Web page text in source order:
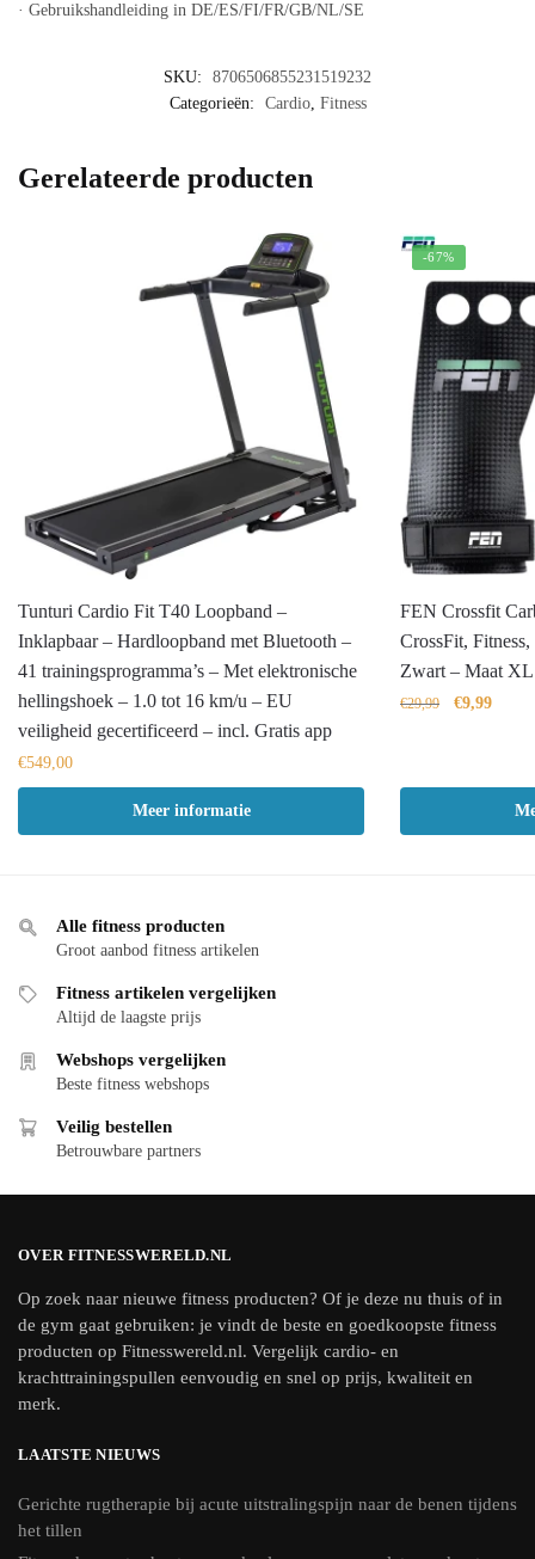
· Gebruikshandleiding in DE/ES/FI/FR/GB/NL/SE
SKU:
8706506855231519232
Categorieën:
Cardio, Fitness
Gerelateerde producten
Tunturi Cardio Fit T40 Loopband –
Inklapbaar – Hardloopband met Bluetooth –
41 trainingsprogramma’s – Met elektronische
hellingshoek – 1.0 tot 16 km/u – EU
veiligheid gecertificeerd – incl. Gratis app
€549,00
Meer informatie
-67%
FEN Crossfit
CrossFit,
Zwart – Maat XL
€29,99 €9,99
Alle fitness producten
Groot aanbod fitness artikelen
Fitness artikelen vergelijken
Altijd de laagste prijs
Webshops vergelijken
Beste fitness webshops
Veilig bestellen
Betrouwbare partners
OVER FITNESSWERELD.NL
Op zoek naar nieuwe fitness producten? Of je deze nu thuis of in
de gym gaat gebruiken: je vindt de beste en goedkoopste fitness
producten op Fitnesswereld.nl. Vergelijk cardio- en
krachttrainingspullen eenvoudig en snel op prijs, kwaliteit en
merk.
LAATSTE NIEUWS
Gerichte rugtherapie bij acute uitstralingspijn naar de benen tijdens
het tillen